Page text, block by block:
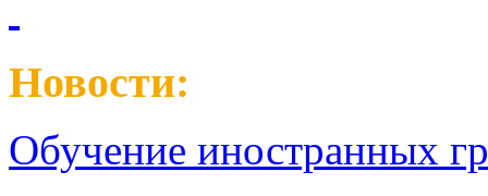
Новости:
Обучение иностранных